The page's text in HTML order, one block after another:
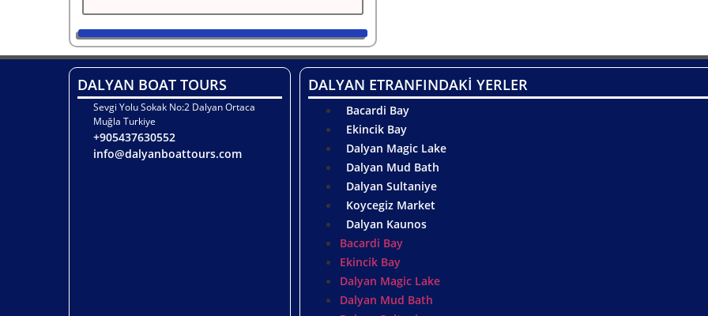
DALYAN BOAT TOURS
Sevgi Yolu Sokak No:2 Dalyan Ortaca
Muğla Turkiye
+905437630552
info@dalyanboattours.com
DALYAN ETRANFINDAKİ YERLER
Bacardi Bay
Ekincik Bay
Dalyan Magic Lake
Dalyan Mud Bath
Dalyan Sultaniye
Koycegiz Market
Dalyan Kaunos
Bacardi Bay
Ekincik Bay
Dalyan Magic Lake
Dalyan Mud Bath